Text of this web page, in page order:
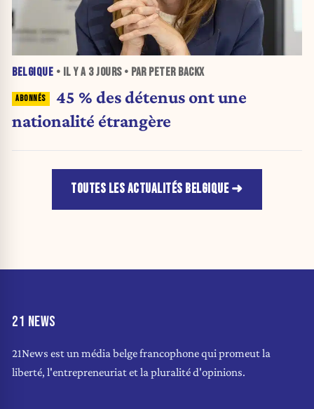
BELGIQUE • IL Y A 3 JOURS• PAR PETER BACKX
45 % des détenus ont une
nationalité étrangère
TOUTES LES ACTUALITÉS BELGIQUE
21 NEWS
21News est un média belge francophone qui promeut la
liberté, l'entrepreneuriat et la pluralité d'opinions.